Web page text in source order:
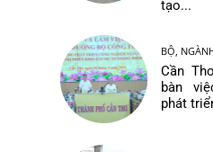
tạo...
BỘ,
Cần
bàn
phát